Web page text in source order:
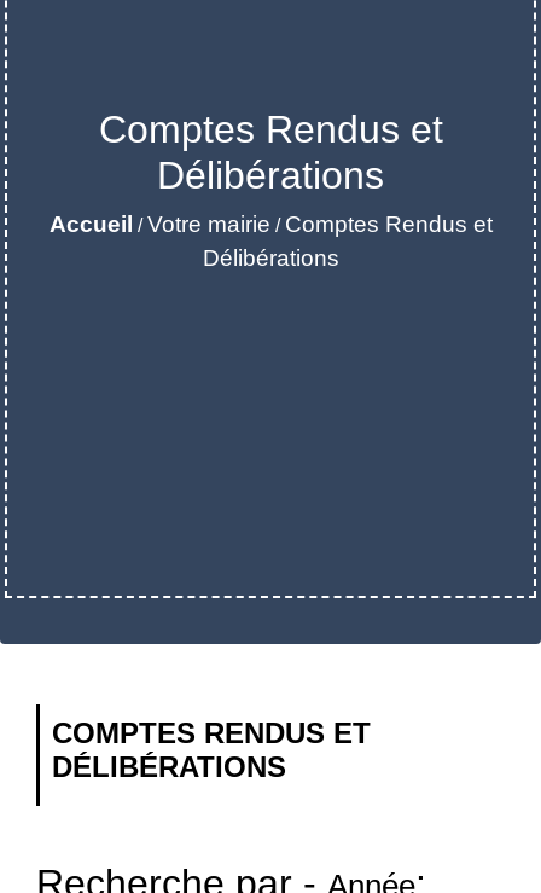
Comptes Rendus et
Délibérations
Accueil /Votre mairie / Comptes Rendus et
Délibérations
COMPTES RENDUS ET
DÉLIBÉRATIONS
Recherche par - Année: